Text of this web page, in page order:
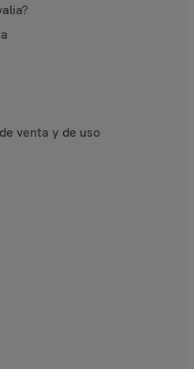
venta y de uso